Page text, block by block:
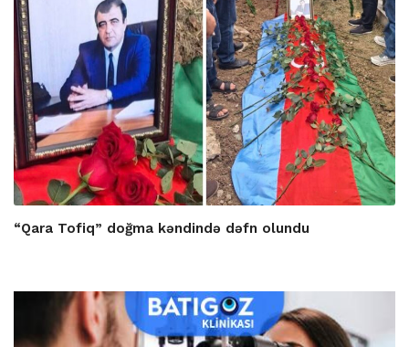
“Qara Tofiq” doğma kəndində dəfn olundu